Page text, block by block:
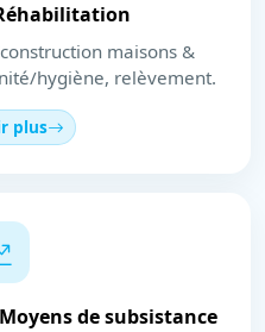
maisons &
hygiène, relèvement.
plus
de subsistance